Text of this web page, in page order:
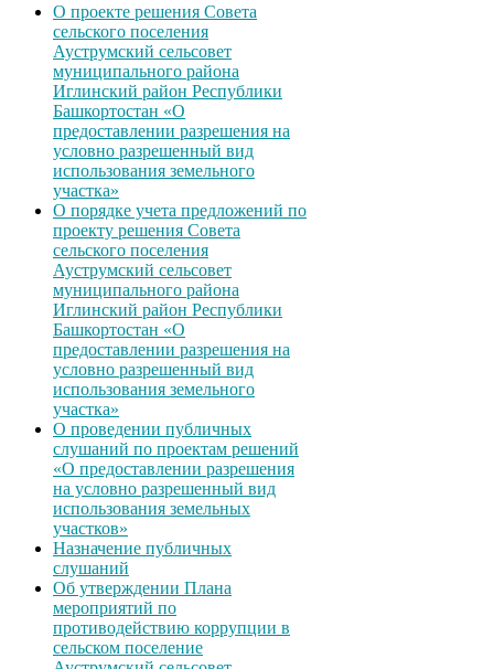
О проекте решения Совета
сельского поселения
Ауструмский сельсовет
муниципального района
Иглинский район Республики
Башкортостан «О
предоставлении разрешения на
условно разрешенный вид
использования земельного
участка»
О порядке учета предложений по
проекту решения Совета
сельского поселения
Ауструмский сельсовет
муниципального района
Иглинский район Республики
Башкортостан «О
предоставлении разрешения на
условно разрешенный вид
использования земельного
участка»
О проведении публичных
слушаний по проектам решений
«О предоставлении разрешения
на условно разрешенный вид
использования земельных
участков»
Назначение публичных
слушаний
Об утверждении Плана
мероприятий по
противодействию коррупции в
сельском поселение